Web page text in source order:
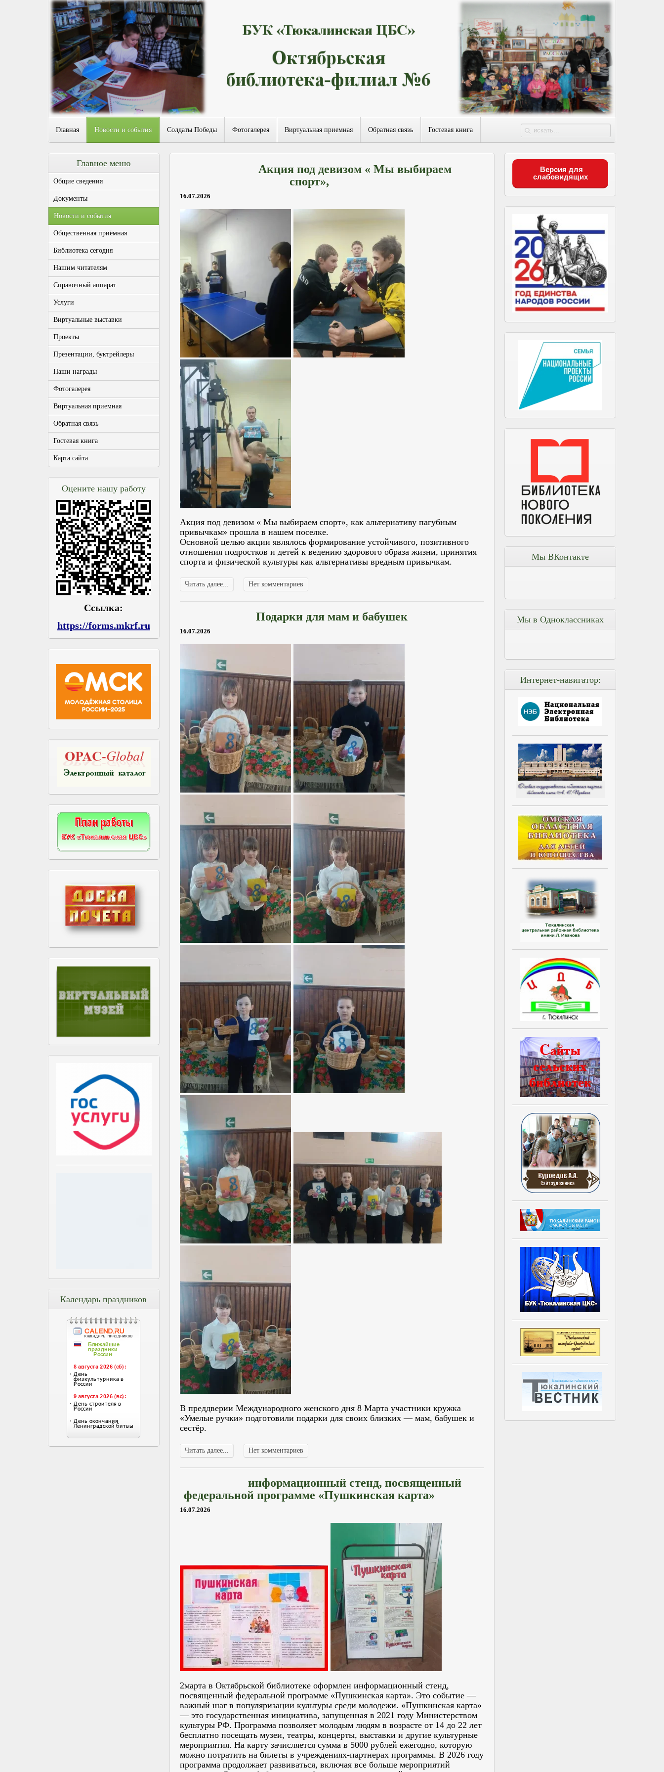
Главная Новости и события Солдаты Победы Фотогалерея Виртуальная приемная Обратная связь Гостевая книга
Акция под девизом « Мы выбираем
спорт»,
16.07.2026
Акция под девизом « Мы выбираем спорт», как альтернативу пагубным
привычкам» прошла в нашем поселке.
Основной целью акции являлось формирование устойчивого, позитивного
отношения подростков и детей к ведению здорового образа жизни, принятия
спорта и физической культуры как альтернативы вредным привычкам.
Читать далее... Нет комментариев
Подарки для мам и бабушек
16.07.2026
В преддверии Международного женского дня 8 Марта участники кружка
«Умелые ручки» подготовили подарки для своих близких — мам, бабушек и
сестёр.
Читать далее... Нет комментариев
информационный стенд, посвященный
федеральной программе «Пушкинская карта»
16.07.2026
2марта в Октябрьской библиотеке оформлен информационный стенд,
посвященный федеральной программе «Пушкинская карта». Это событие —
важный шаг в популяризации культуры среди молодежи. «Пушкинская карта»
— это государственная инициатива, запущенная в 2021 году Министерством
культуры РФ. Программа позволяет молодым людям в возрасте от 14 до 22 лет
бесплатно посещать музеи, театры, концерты, выставки и другие культурные
мероприятия. На карту зачисляется сумма в 5000 рублей ежегодно, которую
можно потратить на билеты в учреждениях-партнерах программы. В 2026 году
программа продолжает развиваться, включая все больше мероприятий
Главное меню
Общие сведения
Документы
Новости и события
Общественная приёмная
Библиотека сегодня
Нашим читателям
Справочный аппарат
Услуги
Виртуальные выставки
Проекты
Презентации, буктрейлеры
Наши награды
Фотогалерея
Виртуальная приемная
Обратная связь
Гостевая книга
Карта сайта
Оцените нашу работу
Ссылка:
https://forms.mkrf.ru
Календарь праздников
Версия для
слабовидящих
Мы ВКонтакте
Мы в Одноклассниках
Интернет-навигатор: